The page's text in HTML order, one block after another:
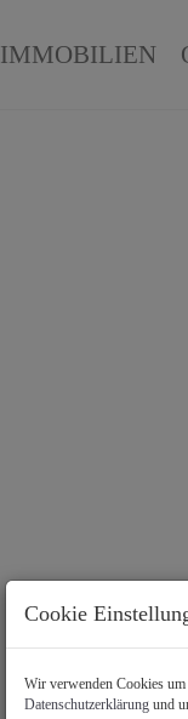
IMMOBILIEN
Cookie
Wir verwenden Cookies
Datenschutzerklärung und